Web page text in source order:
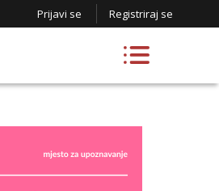
Prijavi se Registriraj se